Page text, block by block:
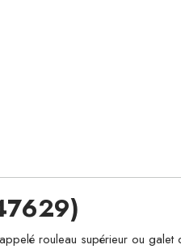
rouleau supérieur ou galet